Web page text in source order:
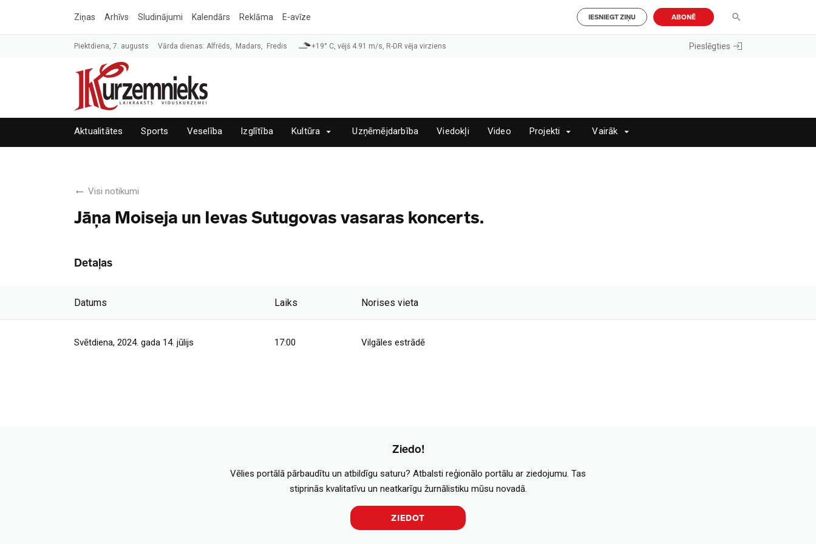
Ziņas Arhīvs Sludinājumi Kalendārs Reklāma E-avīze IESNIEGT ZIŅU ABONĒ
Piektdiena, 7. augusts Vārda dienas: Alfrēds, Madars, Fredis +19° C, vējš 4.91 m/s, R-DR vēja virziens Pieslēgties
Aktualitātes Sports Veselība Izglītība Kultūra Uzņēmējdarbība Viedokļi Video Projekti Vairāk
Visi notikumi
Jāņa Moiseja un Ievas Sutugovas vasaras koncerts.
Detaļas
Datums Laiks Norises vieta
Svētdiena, 2024. gada 14. jūlijs 17:00 Vilgāles estrādē
Ziedo!
Vēlies portālā pārbaudītu un atbildīgu saturu? Atbalsti reģionālo portālu ar ziedojumu. Tas
stiprinās kvalitatīvu un neatkarīgu žurnālistiku mūsu novadā.
ZIEDOT